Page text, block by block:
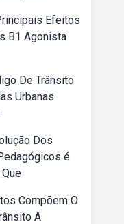
Efeitos
B1 Agonista
De Trânsito
Urbanas
Dos
é
Compõem O
A